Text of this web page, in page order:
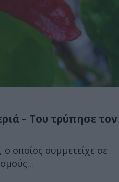
– Του τρύπησε τον
οποίος συμμετείχε σε